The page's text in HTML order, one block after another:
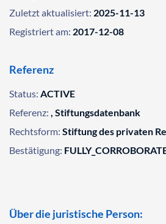
Zuletzt aktualisiert: 2025-11-13
Registriert am: 2017-12-08
Referenz
Status: ACTIVE
Referenz: , Stiftungsdatenbank
Rechtsform: Stiftung des privaten
Bestätigung:
Über die juristische Person: